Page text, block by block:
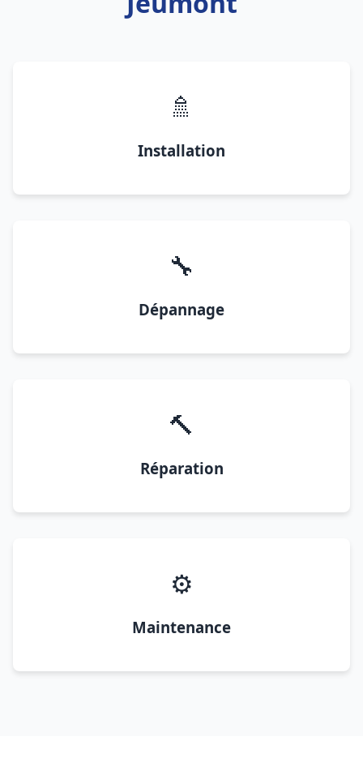
🚿
Installation
🔧
Dépannage
🔨
Réparation
⚙️
Maintenance